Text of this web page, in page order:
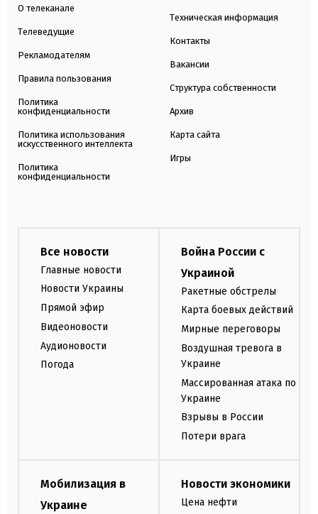
О телеканале
Телеведущие
Рекламодателям
Правила пользования
Политика
конфиденциальности
Политика использования
искусственного интеллекта
Политика
конфиденциальности
Техническая информация
Контакты
Вакансии
Структура собственности
Архив
Карта сайта
Игры
Все новости
Главные новости
Новости Украины
Прямой эфир
Видеоновости
Аудионовости
Погода
Война России с
Украиной
Ракетные обстрелы
Карта боевых действий
Мирные переговоры
Воздушная тревога в
Украине
Массированная атака по
Украине
Взрывы в России
Потери врага
Мобилизация в
Украине
Новости экономики
Цена нефти